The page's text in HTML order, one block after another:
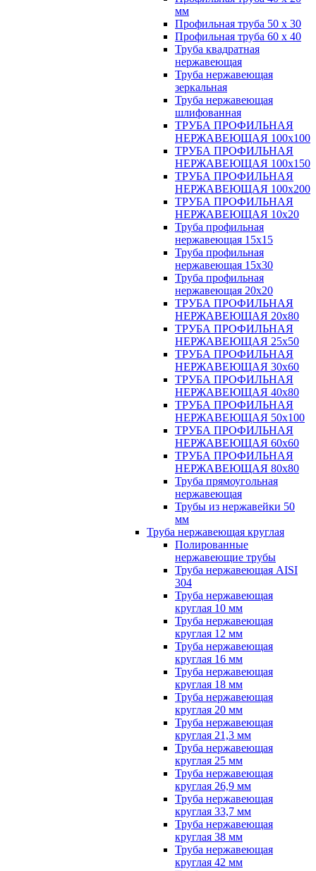
мм
Профильная труба 50 х 30
Профильная труба 60 х 40
Труба квадратная
нержавеющая
Труба нержавеющая
зеркальная
Труба нержавеющая
шлифованная
ТРУБА ПРОФИЛЬНАЯ
НЕРЖАВЕЮЩАЯ 100х100
ТРУБА ПРОФИЛЬНАЯ
НЕРЖАВЕЮЩАЯ 100х150
ТРУБА ПРОФИЛЬНАЯ
НЕРЖАВЕЮЩАЯ 100х200
ТРУБА ПРОФИЛЬНАЯ
НЕРЖАВЕЮЩАЯ 10х20
Труба профильная
нержавеющая 15х15
Труба профильная
нержавеющая 15х30
Труба профильная
нержавеющая 20х20
ТРУБА ПРОФИЛЬНАЯ
НЕРЖАВЕЮЩАЯ 20х80
ТРУБА ПРОФИЛЬНАЯ
НЕРЖАВЕЮЩАЯ 25х50
ТРУБА ПРОФИЛЬНАЯ
НЕРЖАВЕЮЩАЯ 30х60
ТРУБА ПРОФИЛЬНАЯ
НЕРЖАВЕЮЩАЯ 40х80
ТРУБА ПРОФИЛЬНАЯ
НЕРЖАВЕЮЩАЯ 50х100
ТРУБА ПРОФИЛЬНАЯ
НЕРЖАВЕЮЩАЯ 60х60
ТРУБА ПРОФИЛЬНАЯ
НЕРЖАВЕЮЩАЯ 80х80
Труба прямоугольная
нержавеющая
Трубы из нержавейки 50
мм
Труба нержавеющая круглая
Полированные
нержавеющие трубы
Труба нержавеющая AISI
304
Труба нержавеющая
круглая 10 мм
Труба нержавеющая
круглая 12 мм
Труба нержавеющая
круглая 16 мм
Труба нержавеющая
круглая 18 мм
Труба нержавеющая
круглая 20 мм
Труба нержавеющая
круглая 21,3 мм
Труба нержавеющая
круглая 25 мм
Труба нержавеющая
круглая 26,9 мм
Труба нержавеющая
круглая 33,7 мм
Труба нержавеющая
круглая 38 мм
Труба нержавеющая
круглая 42 мм